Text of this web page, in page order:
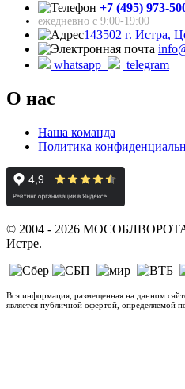
+7 (495) 973-
ежедневно с 9:00-19:00
143502 г. Истра,
whatsapp
telegram
О нас
Наша команда
Политика
© 2004 - 2026 МОСОБЛВОРОТА.
Истре.
Вся информация, размещенная на данном
является публичной офертой,